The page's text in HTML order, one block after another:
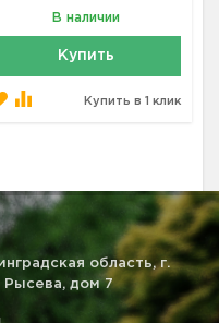
В наличии
Купить
Купить в 1 клик
область, г.
Рысева, дом 7